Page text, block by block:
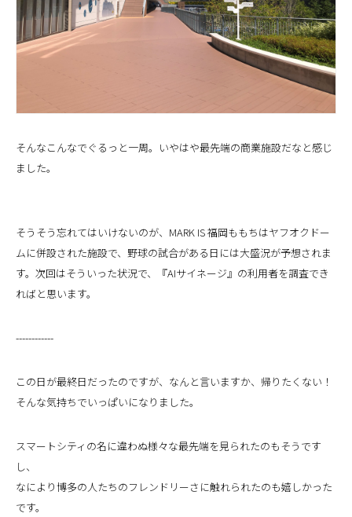
そんなこんなでぐるっと一周。いやはや最先端の商業施設だなと感じ
ました。
そうそう忘れてはいけないのが、MARK IS 福岡ももちはヤフオクドー
ムに併設された施設で、野球の試合がある日には大盛況が予想されま
す。次回はそういった状況で、『AIサイネージ』の利用者を調査でき
ればと思います。
------------
この日が最終日だったのですが、なんと言いますか、帰りたくない！
そんな気持ちでいっぱいになりました。
スマートシティの名に違わぬ様々な最先端を見られたのもそうです
し、
なにより博多の人たちのフレンドリーさに触れられたのも嬉しかった
です。